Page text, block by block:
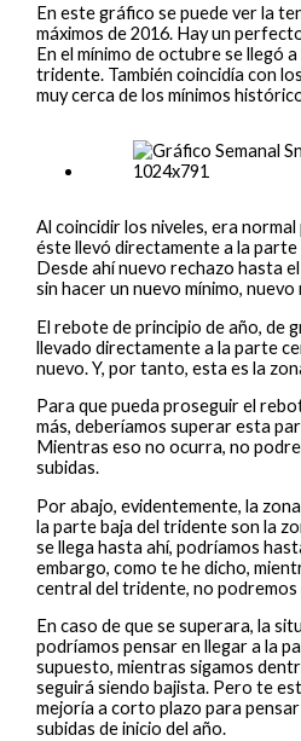
En este gráfico se puede ver la
máximos de 2016. Hay un
En el mínimo de octubre se llegó
tridente. También coincidía con
muy cerca de los mínimos
Al coincidir los niveles, era
éste llevó directamente a la
Desde ahí nuevo rechazo hasta el
sin hacer un nuevo mínimo,
El rebote de principio de año, de
llevado directamente a la parte
nuevo. Y, por tanto, esta es la
Para que pueda proseguir el
más, deberíamos superar esta
Mientras eso no ocurra, no
subidas.
Por abajo, evidentemente, la
la parte baja del tridente son la
se llega hasta ahí, podríamos
embargo, como te he dicho,
central del tridente, no podremos
En caso de que se superara, la
podríamos pensar en llegar a la
supuesto, mientras sigamos
seguirá siendo bajista. Pero te
mejoría a corto plazo para
subidas de inicio del año.